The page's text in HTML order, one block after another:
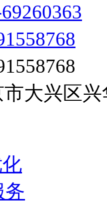
大兴区
务